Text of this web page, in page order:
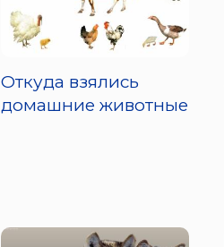
Откуда взялись
домашние животные